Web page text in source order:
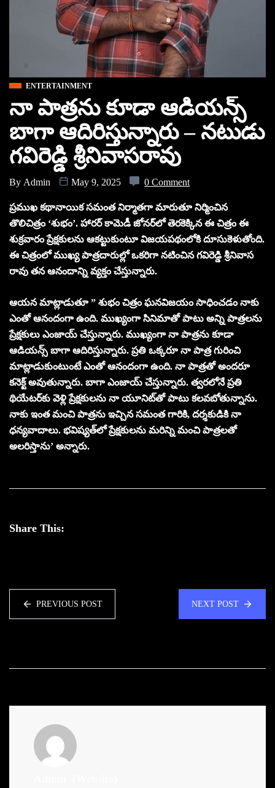
ENTERTAINMENT
నా పాత్రను కూడా ఆడియన్స్‌
బాగా ఆదిరిస్తున్నారు – నటుడు
గవిరెడ్డి శ్రీనివాసరావు
By Admin May 9, 2025 0 Comment
ప్రముఖ కథానాయిక సమంత నిర్మాతగా మారుతూ నిర్మించిన
తొలిచిత్రం ‘శుభం’. హారర్‌ కామెడీ జోనర్‌లో తెరకెక్కిన ఈ చిత్రం ఈ
శుక్రవారం ప్రేక్షకులను ఆకట్టుకుంటూ విజయపథంలోకి దూసుకెళుతోంది.
ఈ చిత్రంలో ముఖ్య పాత్రదారుల్లో ఒకరిగా నటించిన గవిరెడ్డి శ్రీనివాస
రావు తన ఆనందాన్ని వ్యక్తం చేస్తున్నారు.
ఆయన మాట్లాడుతూ ” శుభం చిత్రం ఘనవిజయం సాధించడం నాకు
ఎంతో ఆనందంగా ఉంది. ముఖ్యంగా సినిమాతో పాటు అన్ని పాత్రలను
ప్రేక్షకులు ఎంజాయ్‌ చేస్తున్నారు. ముఖ్యంగా నా పాత్రను కూడా
ఆడియన్స్‌ బాగా ఆదిరిస్తున్నారు. ప్రతి ఒక్కరూ నా పాత్ర గురించి
మాట్లాడుకుంటుంటే ఎంతో ఆనందంగా ఉంది. నా పాత్రతో అందరూ
కనెక్ట్‌ అవుతున్నారు. బాగా ఎంజాయ్‌ చేస్తున్నారు. త్వరలోనే ప్రతి
థియేటర్‌కు వెళ్లి ప్రేక్షకులను నా యూనిట్‌తో పాటు కలవబోతున్నాను.
నాకు ఇంత మంచి పాత్రను ఇచ్చిన సమంత గారికి, దర్శకుడికి నా
ధన్యవాదాలు. భవిష్యత్‌లో ప్రేక్షకులను మరిన్ని మంచి పాత్రలతో
అలరిస్తాను’ అన్నారు.
Share This:
PREVIOUS POST NEXT POST